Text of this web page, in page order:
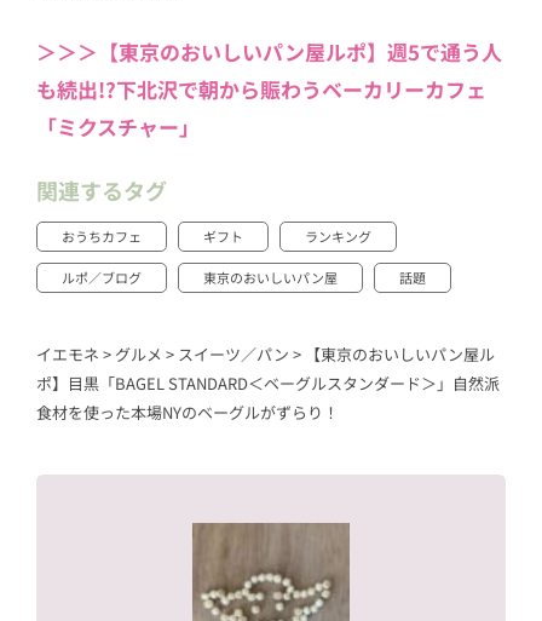
＞＞＞【東京のおいしいパン屋ルポ】週5で通う人
も続出!?下北沢で朝から賑わうベーカリーカフェ
「ミクスチャー」
関連するタグ
おうちカフェ ギフト ランキング
ルポ／ブログ 東京のおいしいパン屋 話題
イエモネ > グルメ > スイーツ／パン > 【東京のおいしいパン屋ル
ポ】目黒「BAGEL STANDARD＜ベーグルスタンダード＞」自然派
食材を使った本場NYのベーグルがずらり！